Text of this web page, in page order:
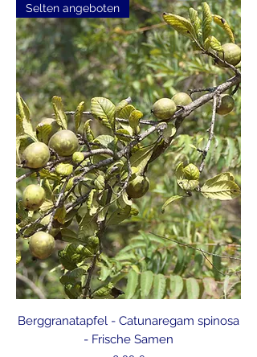
Selten angeboten
Berggranatapfel - Catunaregam spinosa
- Frische Samen